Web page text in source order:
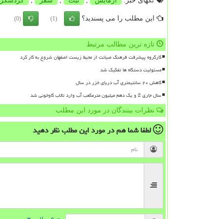
این مطلب را می پسندید؟ (1)
(0)
تازه ترین مطالب مرتبط
کارگروه پیشرفت فرهنگ صیانت از محیط زیست اصفهان شروع به کار کرد
مسئولیت دستگاه ها تفکیک شد
کاهش ۲۰ سانتیمتری آب دریای خزر در سال
سال جاری 2 و یک دهم میلیون مترمکعب آب وارد تالاب گاوخونی شد
نظرات بینندگان در مورد این مطلب
لطفا شما همدر مورد این مطلبنظر دهید